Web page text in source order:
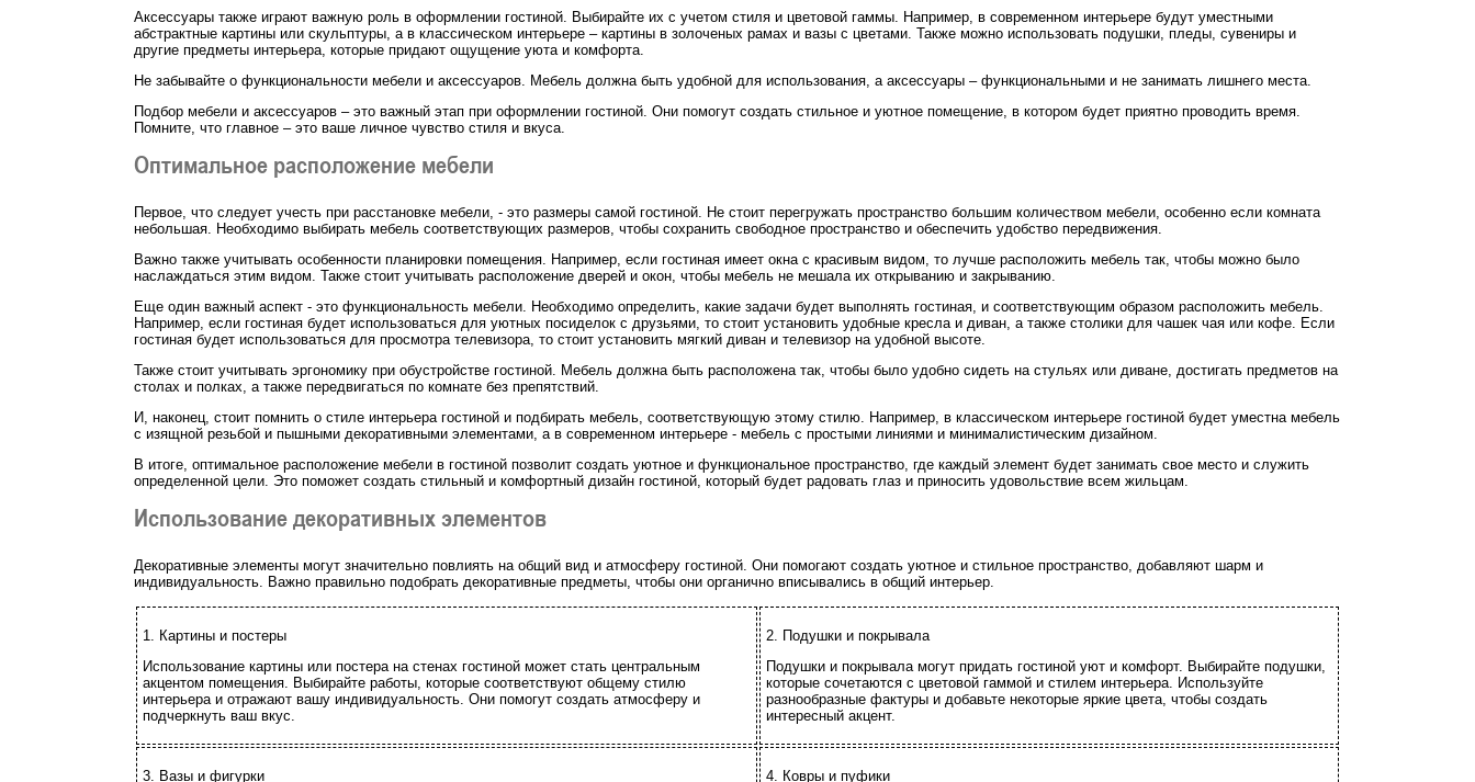
Аксессуары также играют важную роль в оформлении гостиной. Выбирайте их с учетом стиля и цветовой гаммы. Например, в современном интерьере будут уместными
абстрактные картины или скульптуры, а в классическом интерьере – картины в золоченых рамах и вазы с цветами. Также можно использовать подушки, пледы, сувениры и
другие предметы интерьера, которые придают ощущение уюта и комфорта.
Не забывайте о функциональности мебели и аксессуаров. Мебель должна быть удобной для использования, а аксессуары – функциональными и не занимать лишнего места.
Подбор мебели и аксессуаров – это важный этап при оформлении гостиной. Они помогут создать стильное и уютное помещение, в котором будет приятно проводить время.
Помните, что главное – это ваше личное чувство стиля и вкуса.
Оптимальное расположение мебели
Первое, что следует учесть при расстановке мебели, - это размеры самой гостиной. Не стоит перегружать пространство большим количеством мебели, особенно если комната
небольшая. Необходимо выбирать мебель соответствующих размеров, чтобы сохранить свободное пространство и обеспечить удобство передвижения.
Важно также учитывать особенности планировки помещения. Например, если гостиная имеет окна с красивым видом, то лучше расположить мебель так, чтобы можно было
наслаждаться этим видом. Также стоит учитывать расположение дверей и окон, чтобы мебель не мешала их открыванию и закрыванию.
Еще один важный аспект - это функциональность мебели. Необходимо определить, какие задачи будет выполнять гостиная, и соответствующим образом расположить мебель.
Например, если гостиная будет использоваться для уютных посиделок с друзьями, то стоит установить удобные кресла и диван, а также столики для чашек чая или кофе. Если
гостиная будет использоваться для просмотра телевизора, то стоит установить мягкий диван и телевизор на удобной высоте.
Также стоит учитывать эргономику при обустройстве гостиной. Мебель должна быть расположена так, чтобы было удобно сидеть на стульях или диване, достигать предметов на
столах и полках, а также передвигаться по комнате без препятствий.
И, наконец, стоит помнить о стиле интерьера гостиной и подбирать мебель, соответствующую этому стилю. Например, в классическом интерьере гостиной будет уместна мебель
с изящной резьбой и пышными декоративными элементами, а в современном интерьере - мебель с простыми линиями и минималистическим дизайном.
В итоге, оптимальное расположение мебели в гостиной позволит создать уютное и функциональное пространство, где каждый элемент будет занимать свое место и служить
определенной цели. Это поможет создать стильный и комфортный дизайн гостиной, который будет радовать глаз и приносить удовольствие всем жильцам.
Использование декоративных элементов
Декоративные элементы могут значительно повлиять на общий вид и атмосферу гостиной. Они помогают создать уютное и стильное пространство, добавляют шарм и
индивидуальность. Важно правильно подобрать декоративные предметы, чтобы они органично вписывались в общий интерьер.
1. Картины и постеры
Использование картины или постера на стенах гостиной может стать центральным
акцентом помещения. Выбирайте работы, которые соответствуют общему стилю
интерьера и отражают вашу индивидуальность. Они помогут создать атмосферу и
подчеркнуть ваш вкус.
2. Подушки и покрывала
Подушки и покрывала могут придать гостиной уют и комфорт. Выбирайте подушки,
которые сочетаются с цветовой гаммой и стилем интерьера. Используйте
разнообразные фактуры и добавьте некоторые яркие цвета, чтобы создать
интересный акцент.
3. Вазы и фигурки
4. Ковры и пуфики